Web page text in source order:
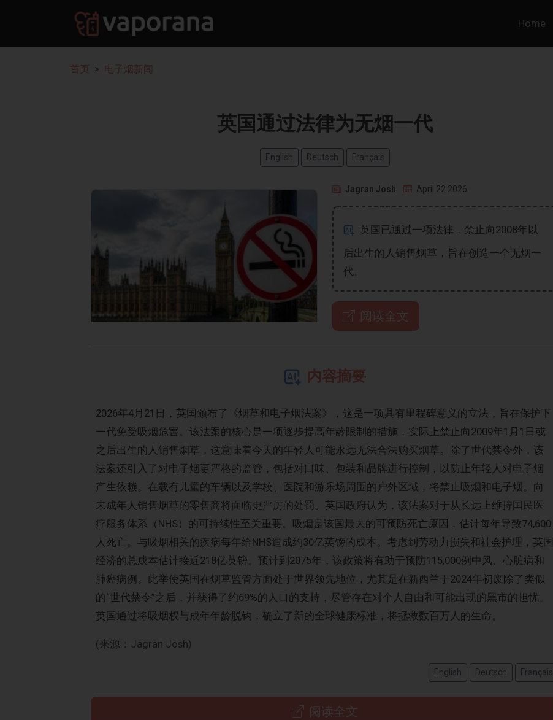
Home
首页 电子烟新闻
英国通过法律为无烟一代
English Deutsch Français
Jagran Josh April 22 2026
英国已通过一项法律，禁止向2008年以
后出生的人销售烟草，旨在创造一个无烟一
代。
阅读全文
内容摘要
2026年4月21日，英国颁布了《烟草和电子烟法案》，这是一项具有里程碑意义的立法，旨在保护下
一代免受吸烟危害。该法案的核心是一项逐步提高年龄限制的措施，实际上禁止向2009年1月1日或
之后出生的人销售烟草，这意味着今天的年轻人可能永远无法合法购买烟草。除了世代禁令外，该
法案还引入了对电子烟更严格的监管，包括对口味、包装和品牌进行控制，以防止年轻人对电子烟
产生依赖。在载有儿童的车辆以及学校、医院和游乐场周围的户外区域，将禁止吸烟和电子烟。向
未成年人销售烟草的零售商将面临更严厉的处罚。英国政府认为，该法案对于从长远上维持国民医
疗服务体系（NHS）的可持续性至关重要。吸烟是该国最大的可预防死亡原因，估计每年导致74,600
人死亡。与吸烟相关的疾病每年给NHS造成约30亿英镑的成本。考虑到劳动力损失和社会护理，英国
经济的总成本估计接近218亿英镑。预计到2075年，该政策将有助于预防115,000例中风、心脏病和
肺癌病例。此举使英国在烟草监管方面处于世界领先地位，尤其是在新西兰于2024年初废除了类似
的“世代禁令”之后，并获得了约69%的人口的支持，尽管存在对个人自由和可能出现的黑市的担忧。
英国通过将吸烟权与成年年龄脱钩，确立了新的全球健康标准，将拯救数百万人的生命。
(来源：Jagran Josh)
English Deutsch Français
阅读全文